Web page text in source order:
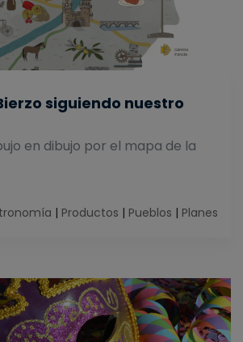
siguiendo nuestro
en dibujo por el mapa de la
| Productos | Pueblos | Planes